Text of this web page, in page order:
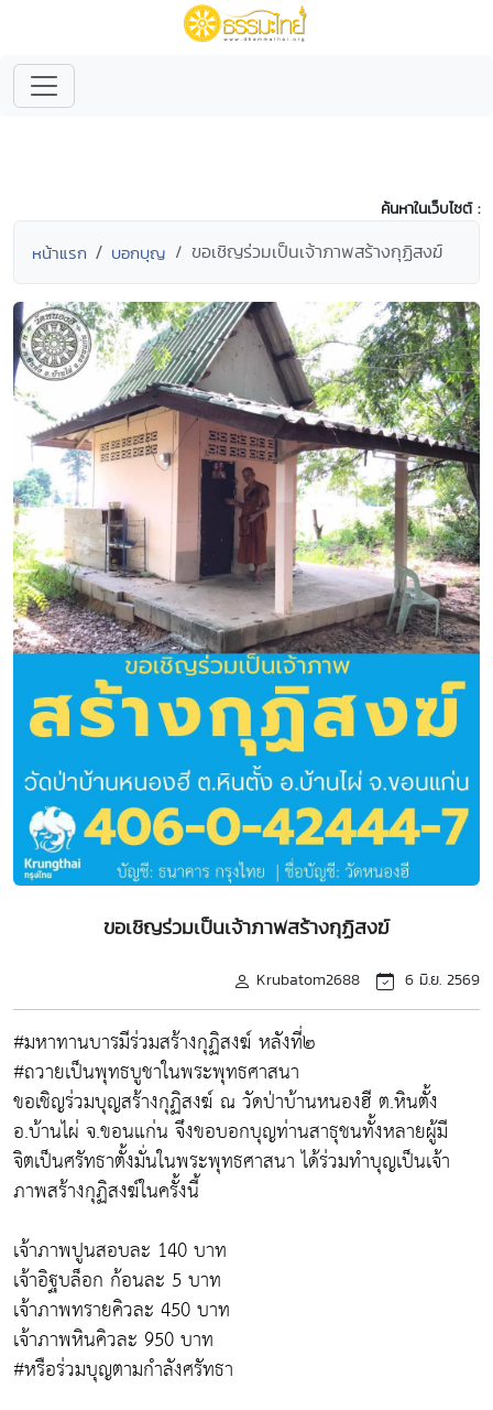
ค้นหาในเว็บไซต์ :
หน้าแรก บอกบุญ ขอเชิญร่วมเป็นเจ้าภาพสร้างกุฏิสงฆ์
ขอเชิญร่วมเป็นเจ้าภาพสร้างกุฏิสงฆ์
Krubatom2688 6 มิ.ย. 2569
#มหาทานบารมีร่วมสร้างกุฏิสงฆ์ หลังที่๒
#ถวายเป็นพุทธบูชาในพระพุทธศาสนา
ขอเชิญร่วมบุญสร้างกุฏิสงฆ์ ณ วัดป่าบ้านหนองฮี ต.หินตั้ง
อ.บ้านไผ่ จ.ขอนแก่น จึงขอบอกบุญท่านสาธุชนทั้งหลายผู้มี
จิตเป็นศรัทธาตั้งมั่นในพระพุทธศาสนา ได้ร่วมทำบุญเป็นเจ้า
ภาพสร้างกุฏิสงฆ์ในครั้งนี้
เจ้าภาพปูนสอบละ 140 บาท
เจ้าอิฐบล็อก ก้อนละ 5 บาท
เจ้าภาพทรายคิวละ 450 บาท
เจ้าภาพหินคิวละ 950 บาท
#หรือร่วมบุญตามกำลังศรัทธา